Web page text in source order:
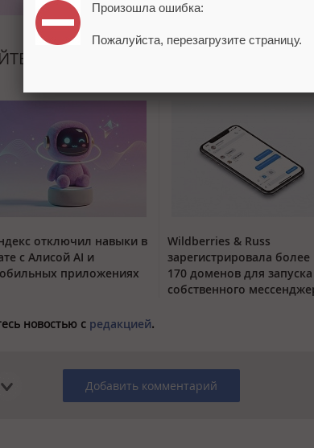
ТАКЖЕ
отключил навыки в
с Алисой AI и
приложениях
Wildberries & Russ
зарегистрировала более
170 доменов для запуска
собственного
новостью с редакцией.
Добавить комментарий
Произошла ошибка:
Пожалуйста, перезагрузите страницу.